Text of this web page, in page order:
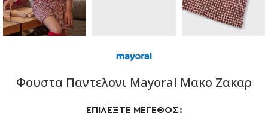
Φουστα Παντελονι Mayoral Μακο Ζακαρ
ΕΠΙΛΈΞΤΕ ΜΈΓΕΘΟΣ